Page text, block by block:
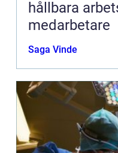
hållbara
medarbetare
Saga Vinde